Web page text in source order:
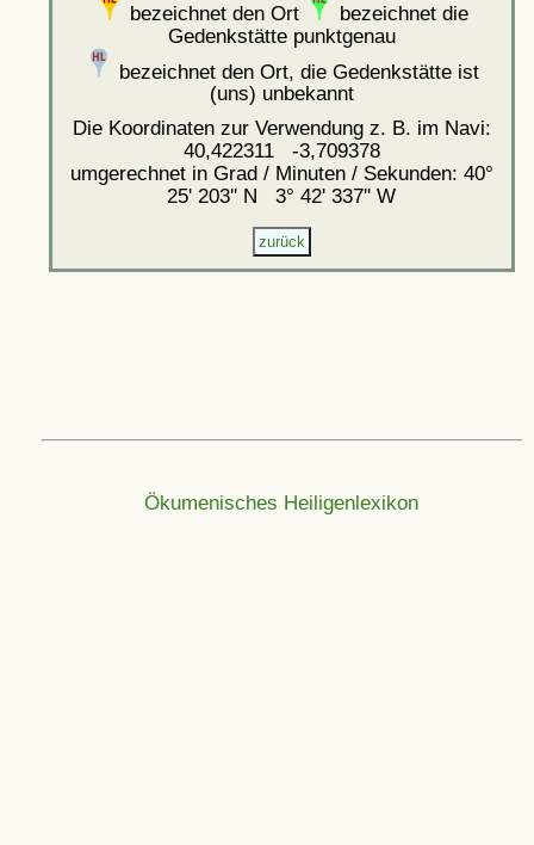
bezeichnet den Ort
bezeichnet die
Gedenkstätte punktgenau
bezeichnet den Ort, die Gedenkstätte ist
(uns) unbekannt
Die Koordinaten zur Verwendung z. B. im Navi:
40,422311 -3,709378
umgerechnet in Grad / Minuten / Sekunden: 40°
25' 203'' N 3° 42' 337'' W
Ökumenisches Heiligenlexikon